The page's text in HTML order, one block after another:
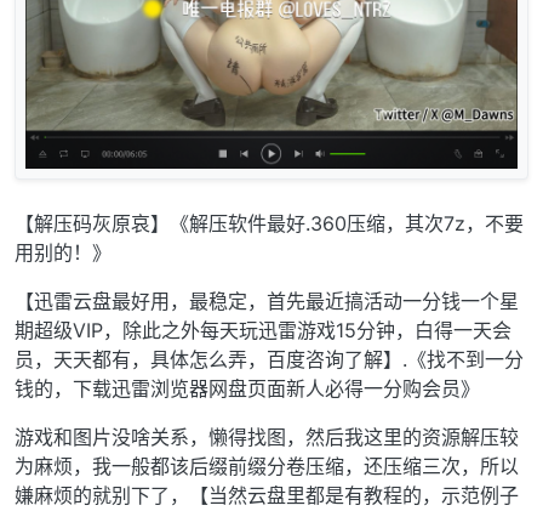
【解压码灰原哀】《解压软件最好.360压缩，其次7z，不要
用别的！》
【迅雷云盘最好用，最稳定，首先最近搞活动一分钱一个星
期超级VIP，除此之外每天玩迅雷游戏15分钟，白得一天会
员，天天都有，具体怎么弄，百度咨询了解】.《找不到一分
钱的，下载迅雷浏览器网盘页面新人必得一分购会员》
游戏和图片没啥关系，懒得找图，然后我这里的资源解压较
为麻烦，我一般都该后缀前缀分卷压缩，还压缩三次，所以
嫌麻烦的就别下了，【当然云盘里都是有教程的，示范例子